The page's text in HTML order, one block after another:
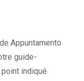
Appuntamento
guide-
indiqué.